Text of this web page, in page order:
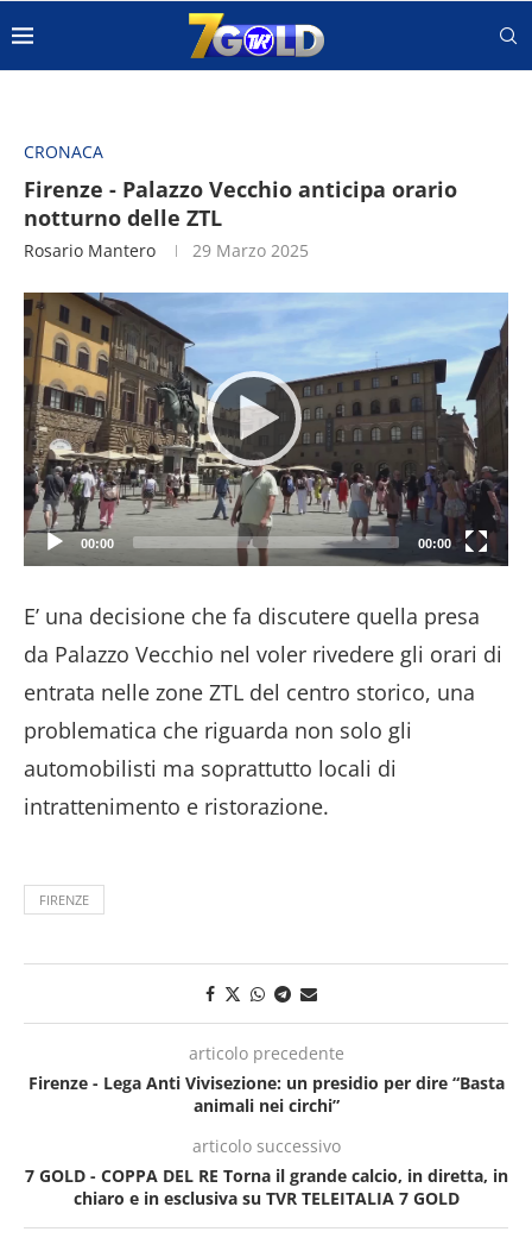
CRONACA
Firenze - Palazzo Vecchio anticipa orario
notturno delle ZTL
Rosario Mantero 29 Marzo 2025
Video
Player
00:00 00:00
E’ una decisione che fa discutere quella presa
da Palazzo Vecchio nel voler rivedere gli orari di
entrata nelle zone ZTL del centro storico, una
problematica che riguarda non solo gli
automobilisti ma soprattutto locali di
intrattenimento e ristorazione.
FIRENZE
articolo precedente
Firenze - Lega Anti Vivisezione: un presidio per dire “Basta
animali nei circhi”
articolo successivo
7 GOLD - COPPA DEL RE Torna il grande calcio, in diretta, in
chiaro e in esclusiva su TVR TELEITALIA 7 GOLD